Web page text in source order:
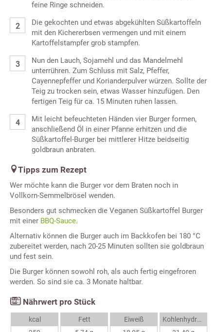
feine Ringe schneiden.
Die gekochten und etwas abgekühlten Süßkartoffeln
mit den Kichererbsen vermengen und mit einem
Kartoffelstampfer grob stampfen.
Nun den Lauch, Sojamehl und das Mandelmehl
unterrühren. Zum Schluss mit Salz, Pfeffer,
Cayennepfeffer und Korianderpulver würzen. Sollte der
Teig zu trocken sein, etwas Wasser hinzufügen. Den
fertigen Teig für ca. 15 Minuten ruhen lassen.
Mit leicht befeuchteten Händen vier Burger formen,
anschließend Öl in einer Pfanne erhitzen und die
Süßkartoffel-Burger bei mittlerer Hitze beidseitig
goldbraun anbraten.
Tipps zum Rezept
Wer möchte kann die Burger vor dem Braten noch in
Vollkorn-Semmelbrösel wenden.
Besonders gut schmecken die Veganen Süßkartoffel Burger
mit einer BBQ-Sauce.
Alternativ können die Burger auch im Backkofen bei 180 °C
zubereitet werden, nach 20-25 Minuten sollten sie goldbraun
und fest sein.
Die Burger können sowohl roh, als auch fertig eingefroren
werden. So sind sie ca. 3 Monate haltbar.
Nährwert pro Stück
kcal
Fett
Eiweiß
Kohlenhydrate